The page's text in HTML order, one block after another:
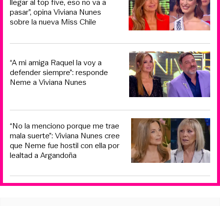
llegar al top five, eso no va a
pasar”, opina Viviana Nunes
sobre la nueva Miss Chile
“A mi amiga Raquel la voy a
defender siempre”: responde
Neme a Viviana Nunes
“No la menciono porque me trae
mala suerte”: Viviana Nunes cree
que Neme fue hostil con ella por
lealtad a Argandoña